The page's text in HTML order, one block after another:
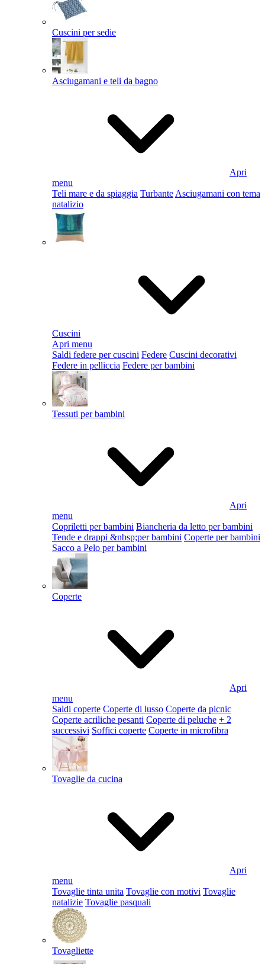
Cuscini per sedie
Asciugamani e teli da bagno
Apri
menu
Teli mare e da spiaggia Turbante Asciugamani con tema
natalizio
Cuscini
Apri menu
Saldi federe per cuscini Federe Cuscini decorativi
Federe in pelliccia Federe per bambini
Tessuti per bambini
Apri
menu
Copriletti per bambini Biancheria da letto per bambini
Tende e drappi &nbsp;per bambini Coperte per bambini
Sacco a Pelo per bambini
Coperte
Apri
menu
Saldi coperte Coperte di lusso Coperte da picnic
Coperte acriliche pesanti Coperte di peluche + 2
successivi Soffici coperte Coperte in microfibra
Tovaglie da cucina
Apri
menu
Tovaglie tinta unita Tovaglie con motivi Tovaglie
natalizie Tovaglie pasquali
Tovagliette